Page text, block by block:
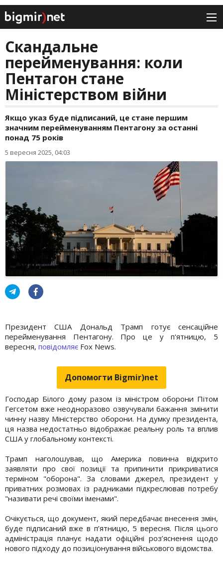
Скандальне
перейменування: коли
Пентагон стане
Міністерством війни
Якщо указ буде підписаний, це стане першим
значним перейменуванням Пентагону за останні
понад 75 років
5 вересня 2025, 04:03
Президент США Дональд Трамп готує сенсаційне
перейменування Пентагону. Про це у п'ятницю, 5
вересня, повідомляє Fox News.
Допомогти Bigmir)net
Господар Білого дому разом із міністром оборони Пітом
Гегсетом вже неодноразово озвучували бажання змінити
чинну назву Міністерство оборони. На думку президента,
ця назва недостатньо відображає реальну роль та вплив
США у глобальному контексті.
Трамп наголошував, що Америка повинна відкрито
заявляти про свої позиції та припинити прикриватися
терміном "оборона". За словами джерел, президент у
приватних розмовах із радниками підкреслював потребу
"називати речі своїми іменами".
Очікується, що документ, який передбачає внесення змін,
буде підписаний вже в п’ятницю, 5 вересня. Після цього
адміністрація планує надати офіційні роз’яснення щодо
нового підходу до позиціонування військового відомства.